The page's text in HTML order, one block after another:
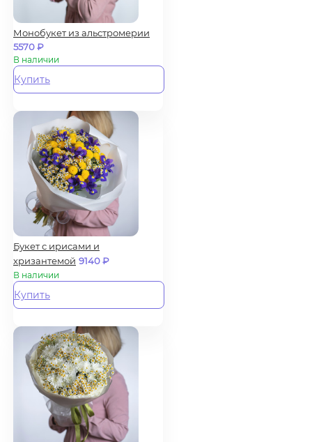
Монобукет из альстромерии
5570₽
В наличии
Купить
Букет с ирисами и
хризантемой 9140₽
В наличии
Купить